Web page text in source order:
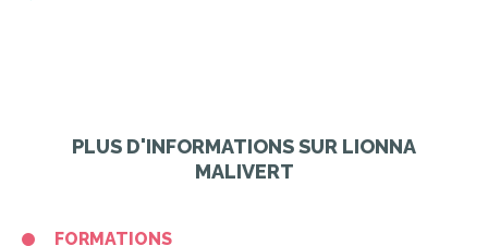
Vous pouvezréserver votre consultation, 24h/24, 7j/7.
PLUS D'INFORMATIONS SUR LIONNA
MALIVERT
FORMATIONS